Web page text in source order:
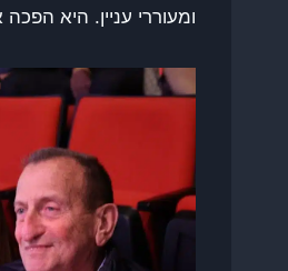
ומעוררי עניין. היא